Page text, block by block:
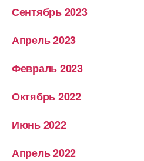
Сентябрь 2023
Апрель 2023
Февраль 2023
Октябрь 2022
Июнь 2022
Апрель 2022